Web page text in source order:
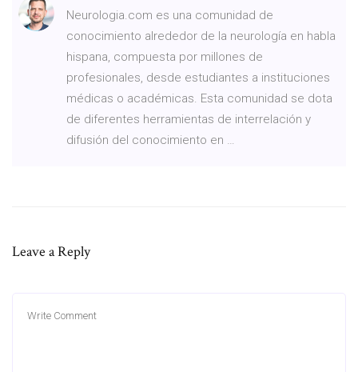
Neurologia.com es una comunidad de
conocimiento alrededor de la neurología en habla
hispana, compuesta por millones de
profesionales, desde estudiantes a instituciones
médicas o académicas. Esta comunidad se dota
de diferentes herramientas de interrelación y
difusión del conocimiento en …
Leave a Reply